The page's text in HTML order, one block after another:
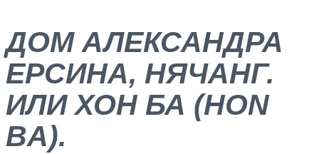
ДОМ АЛЕКСАНДРА
ЕРСИНА, НЯЧАНГ.
ИЛИ ХОН БА (HON
BA).